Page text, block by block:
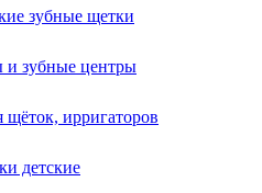
зубные щетки
и зубные центры
щёток, ирригаторов
детские